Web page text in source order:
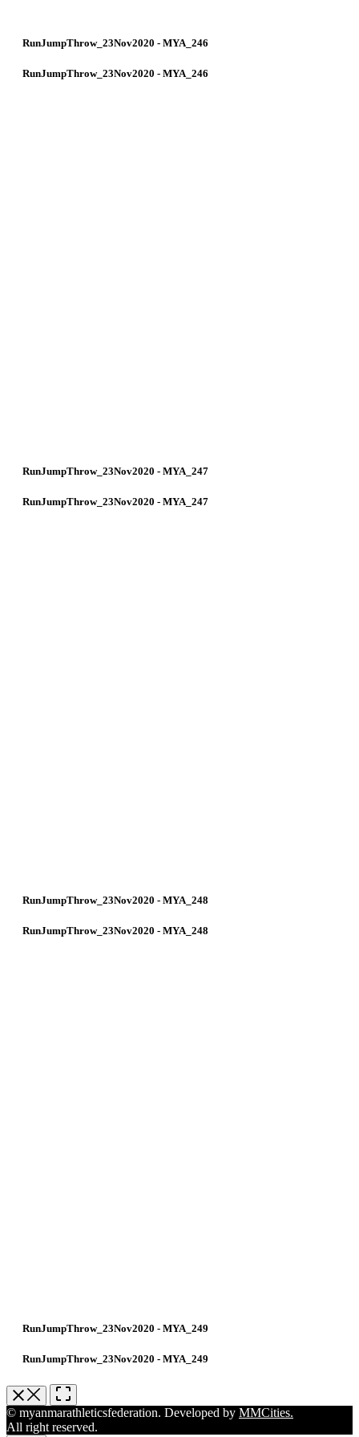
RunJumpThrow_23Nov2020 - MYA_246
RunJumpThrow_23Nov2020 - MYA_246
RunJumpThrow_23Nov2020 - MYA_247
RunJumpThrow_23Nov2020 - MYA_247
RunJumpThrow_23Nov2020 - MYA_248
RunJumpThrow_23Nov2020 - MYA_248
RunJumpThrow_23Nov2020 - MYA_249
RunJumpThrow_23Nov2020 - MYA_249
© myanmarathleticsfederation. Developed by MMCities.
All right reserved.